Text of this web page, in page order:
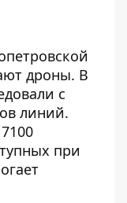
дроны. В
с
линий.
при